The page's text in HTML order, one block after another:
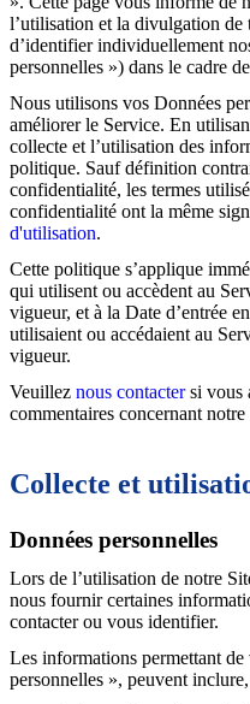
l’utilisation et la divulgation
d’identifier individuellement
personnelles ») dans le cadre
Nous utilisons vos Données
améliorer le Service. En
collecte et l’utilisation des
politique. Sauf définition
confidentialité, les termes
confidentialité ont la même
d'utilisation.
Cette politique s’applique
qui utilisent ou accèdent au
vigueur, et à la Date d’entrée
utilisaient ou accédaient au
vigueur.
Veuillez nous contactersi vous
commentaires concernant
Collecte et
Données personnelles
Lors de l’utilisation de notre
nous fournir certaines
contacter ou vous identifier.
Les informations permettant
personnelles », peuvent